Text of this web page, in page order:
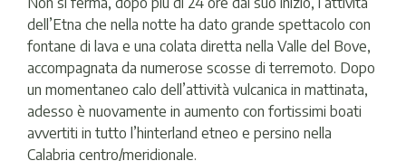
dell’Etna che nella notte ha dato grande spettacolo con
fontane di lava e una colata diretta nella Valle del Bove,
accompagnata da numerose scosse di terremoto. Dopo
un momentaneo calo dell’attività vulcanica in mattinata,
adesso è nuovamente in aumento con fortissimi boati
avvertiti in tutto l’hinterland etneo e persino nella
Calabria centro/meridionale.